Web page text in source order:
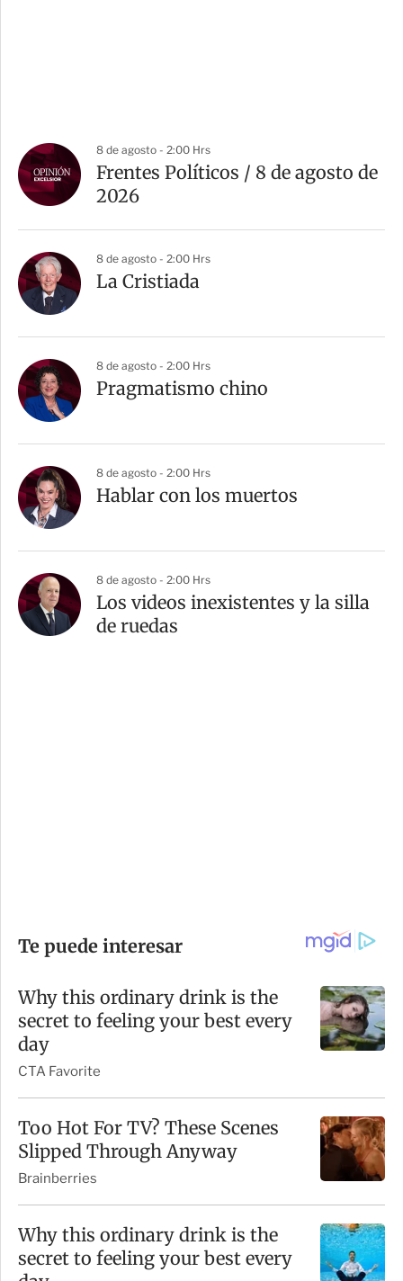
8 de agosto - 2:00 Hrs
Frentes Políticos / 8 de agosto de
2026
8 de agosto - 2:00 Hrs
La Cristiada
8 de agosto - 2:00 Hrs
Pragmatismo chino
8 de agosto - 2:00 Hrs
Hablar con los muertos
8 de agosto - 2:00 Hrs
Los videos inexistentes y la silla
de ruedas